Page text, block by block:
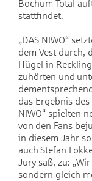
Bochum Total
stattfindet.
„DAS NIWO“
dem Vest durch,
Hügel in
zuhörten und
das Ergebnis
NIWO“ spielten
von den Fans
in diesem Jahr
auch Stefan
Jury saß, zu:
sondern gleich